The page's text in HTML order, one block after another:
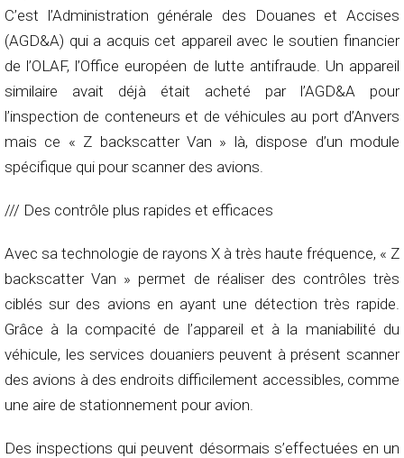
C’est l’Administration générale des Douanes et Accises
(AGD&A) qui a acquis cet appareil avec le soutien financier
de l’OLAF, l’Office européen de lutte antifraude. Un appareil
similaire avait déjà était acheté par l’AGD&A pour
l’inspection de conteneurs et de véhicules au port d’Anvers
mais ce « Z backscatter Van » là, dispose d’un module
spécifique qui pour scanner des avions.
/// Des contrôle plus rapides et efficaces
Avec sa technologie de rayons X à très haute fréquence, « Z
backscatter Van » permet de réaliser des contrôles très
ciblés sur des avions en ayant une détection très rapide.
Grâce à la compacité de l’appareil et à la maniabilité du
véhicule, les services douaniers peuvent à présent scanner
des avions à des endroits difficilement accessibles, comme
une aire de stationnement pour avion.
Des inspections qui peuvent désormais s’effectuées en un